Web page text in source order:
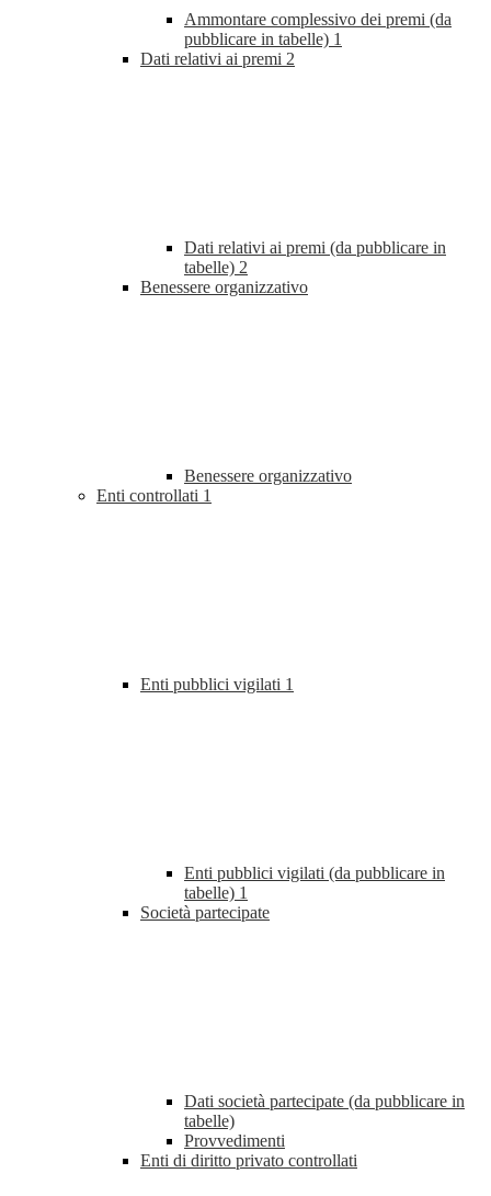
Ammontare complessivo dei premi (da
pubblicare in tabelle) 1
Dati relativi ai premi 2
Dati relativi ai premi (da pubblicare in
tabelle) 2
Benessere organizzativo
Benessere organizzativo
Enti controllati 1
Enti pubblici vigilati 1
Enti pubblici vigilati (da pubblicare in
tabelle) 1
Società partecipate
Dati società partecipate (da pubblicare in
tabelle)
Provvedimenti
Enti di diritto privato controllati